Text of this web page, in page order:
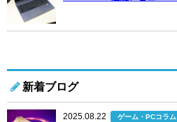
新着ブログ
2025.08.22 ゲーム・PCコラム